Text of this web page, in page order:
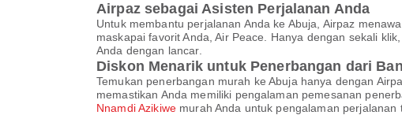
Airpaz sebagai Asisten Perjalanan Anda
Untuk membantu perjalanan Anda ke Abuja, Airpaz
maskapai favorit Anda, Air Peace. Hanya dengan sekali
Anda dengan lancar.
Diskon Menarik untuk Penerbangan dari
Temukan penerbangan murah ke Abuja hanya dengan
memastikan Anda memiliki pengalaman pemesanan
Nnamdi Azikiwemurah Anda untuk pengalaman perjalanan